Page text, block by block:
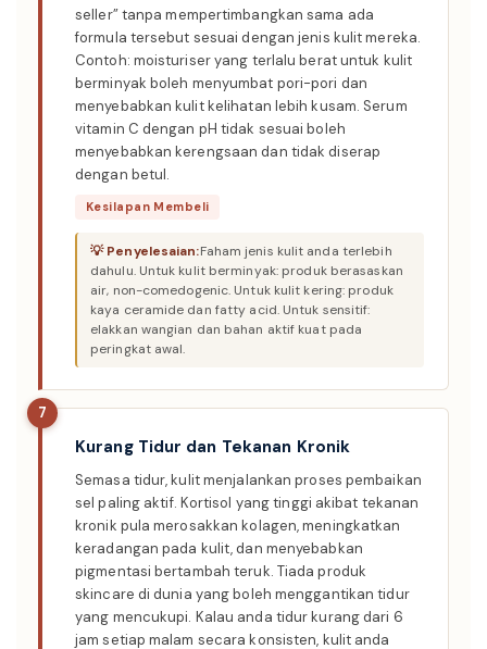
seller” tanpa mempertimbangkan sama ada
formula tersebut sesuai dengan jenis kulit mereka.
Contoh: moisturiser yang terlalu berat untuk kulit
berminyak boleh menyumbat pori-pori dan
menyebabkan kulit kelihatan lebih kusam. Serum
vitamin C dengan pH tidak sesuai boleh
menyebabkan kerengsaan dan tidak diserap
dengan betul.
Kesilapan Membeli
Faham jenis kulit anda terlebih
dahulu. Untuk kulit berminyak: produk berasaskan
air, non-comedogenic. Untuk kulit kering: produk
kaya ceramide dan fatty acid. Untuk sensitif:
elakkan wangian dan bahan aktif kuat pada
peringkat awal.
7
Kurang Tidur dan Tekanan Kronik
Semasa tidur, kulit menjalankan proses pembaikan
sel paling aktif. Kortisol yang tinggi akibat tekanan
kronik pula merosakkan kolagen, meningkatkan
keradangan pada kulit, dan menyebabkan
pigmentasi bertambah teruk. Tiada produk
skincare di dunia yang boleh menggantikan tidur
yang mencukupi. Kalau anda tidur kurang dari 6
jam setiap malam secara konsisten, kulit anda